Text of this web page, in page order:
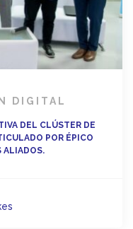
DIGITAL
DEL CLÚSTER DE
POR ÉPICO
ALIADOS.